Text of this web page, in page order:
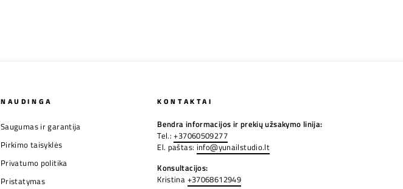
NAUDINGA
Saugumas ir garantija
Pirkimo taisyklės
Privatumo politika
Pristatymas
KONTAKTAI
Bendra informacijos ir prekių užsakymo linija:
Tel.:+37060509277
El. paštas: info@yunailstudio.lt
Konsultacijos:
Kristina +37068612949